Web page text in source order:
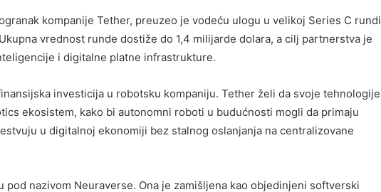
kompanije Tether, preuzeo je vodeću ulogu u velikoj Series C rundi
vrednost runde dostiže do 1,4 milijarde dolara, a cilj partnerstva je
i digitalne platne infrastrukture.
investicija u robotsku kompaniju. Tether želi da svoje tehnologije
ekosistem, kako bi autonomni roboti u budućnosti mogli da primaju
u digitalnoj ekonomiji bez stalnog oslanjanja na centralizovane
pod nazivom Neuraverse. Ona je zamišljena kao objedinjeni softverski